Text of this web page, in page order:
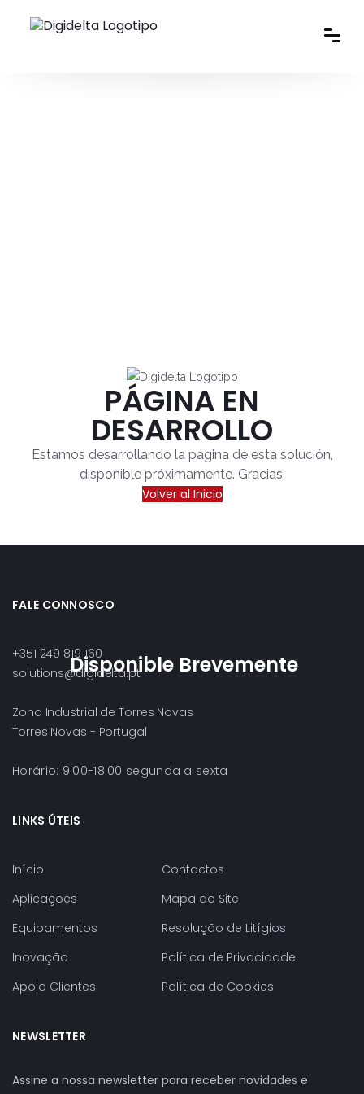
Disponible Brevemente
PÁGINA EN
DESARROLLO
Estamos desarrollando la página de esta solución,
disponible próximamente. Gracias.
Volver al Inicio
FALE CONNOSCO
+351 249 819 160
solutions@digidelta.pt
Zona Industrial de Torres Novas
Torres Novas - Portugal
Horário: 9.00-18.00 segunda a sexta
LINKS ÚTEIS
Início
Aplicações
Equipamentos
Inovação
Apoio Clientes
Contactos
Mapa do Site
Resolução de Litígios
Política de Privacidade
Política de Cookies
NEWSLETTER
Assine a nossa newsletter para receber novidades e